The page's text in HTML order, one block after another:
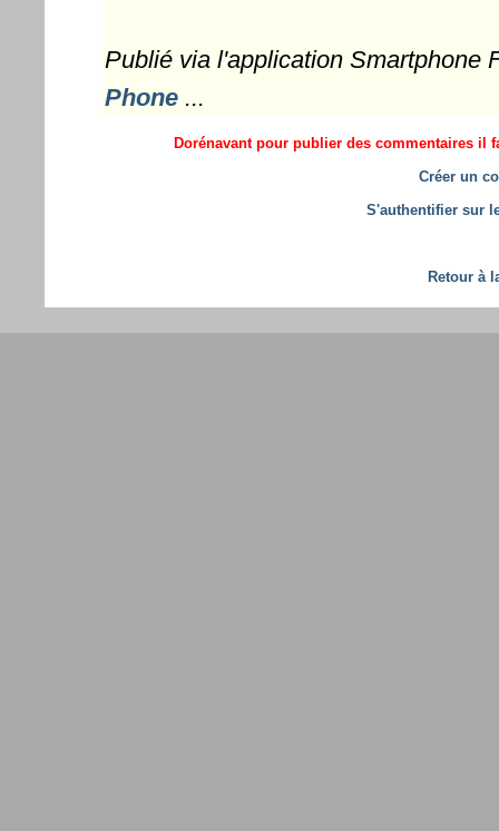
Publié via l'application Smartphone
Phone...
Dorénavant pour publier des commentaires il
Créer un
S'authentifier sur
Retour à